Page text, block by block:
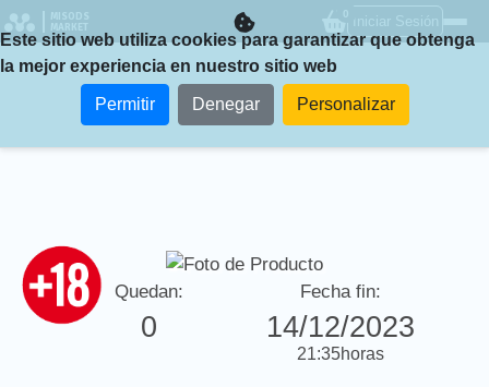
MISODS
MARKET
0 Iniciar Sesión
Quedan:
0
Fecha fin:
14/12/2023
21:35horas
Este sitio web utiliza cookies para garantizar que obtenga
la mejor experiencia en nuestro sitio web
Permitir Denegar Personalizar